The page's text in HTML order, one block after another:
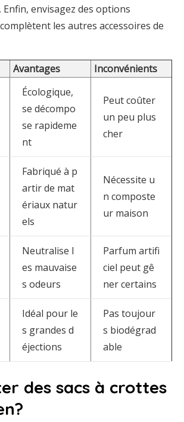
Enfin, envisagez des options
les autres accessoires de
Avantages Inconvénients
Écologique,
se décompo
se rapideme
nt
Peut coûter
un peu plus
cher
Fabriqué à p
artir de mat
ériaux natur
els
Nécessite u
n composte
ur maison
Neutralise l
es mauvaise
s odeurs
Parfum artifi
ciel peut gê
ner certains
Idéal pour le
s grandes d
éjections
Pas toujour
s biodégrad
able
des sacs à crottes